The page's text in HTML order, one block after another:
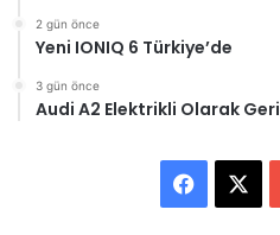
2 gün önce
Yeni IONIQ 6 Türkiye’de
3 gün önce
Audi A2 Elektrikli Olarak